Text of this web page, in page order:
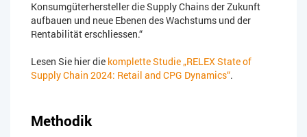
Konsumgüterhersteller die Supply Chains der Zukunft
aufbauen und neue Ebenen des Wachstums und der
Rentabilität erschliessen.“
Lesen Sie hier die komplette Studie „RELEX State of
Supply Chain 2024: Retail and CPG Dynamics“.
Methodik